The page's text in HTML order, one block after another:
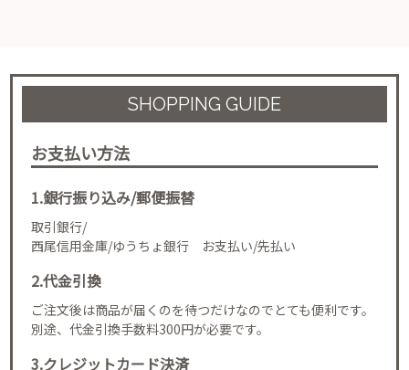
SHOPPING GUIDE
お支払い方法
1.銀行振り込み/郵便振替
取引銀行/
西尾信用金庫/ゆうちょ銀行 お支払い/先払い
2.代金引換
ご注文後は商品が届くのを待つだけなのでとても便利です。
別途、代金引換手数料300円が必要です。
3.クレジットカード決済